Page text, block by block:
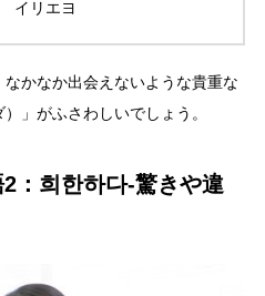
イリエヨ
かなか出会えないような貴重な
」がふさわしいでしょう。
2：희한하다-驚きや違